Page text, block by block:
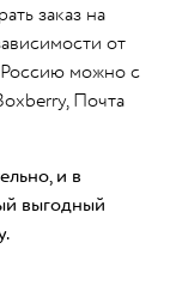
заказ на
от
Россию можно с
Почта
и в
выгодный